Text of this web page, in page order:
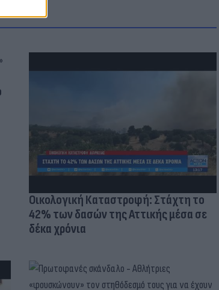
Οικολογική Καταστροφή: Στάχτη το
42% των δασών της Αττικής μέσα σε
δέκα χρόνια